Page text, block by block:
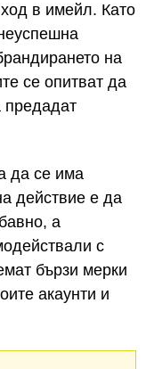
в имейл. Като
на
се опитват да
предадат
да се има
действие е да
а
с
бързи мерки
акаунти и